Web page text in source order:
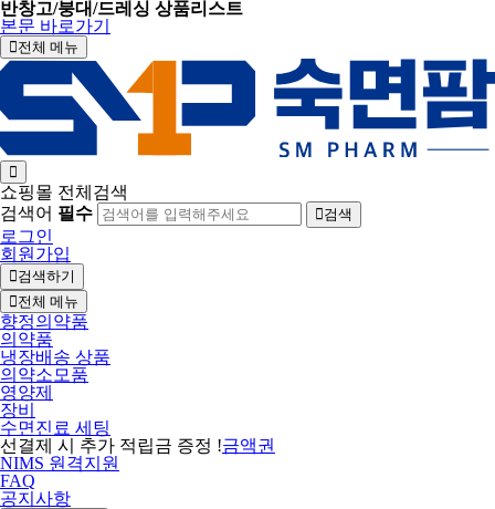
반창고/붕대/드레싱 상품리스트
본문 바로가기
전체 메뉴
쇼핑몰 전체검색
검색어 필수 검색
로그인
회원가입
검색하기
전체 메뉴
향정의약품
의약품
냉장배송 상품
의약소모품
영양제
장비
수면진료 세팅
선결제 시 추가 적립금 증정 !금액권
NIMS 원격지원
FAQ
공지사항